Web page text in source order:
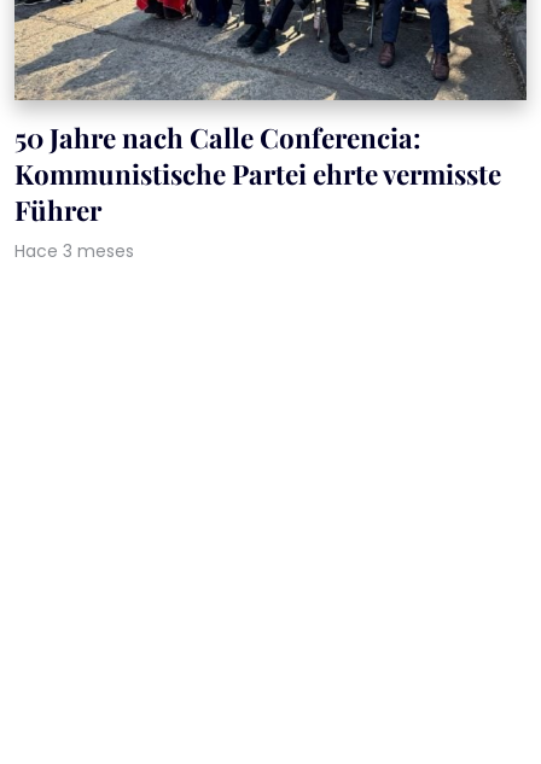
50 Jahre nach Calle Conferencia:
Kommunistische Partei ehrte vermisste
Führer
Hace 3 meses